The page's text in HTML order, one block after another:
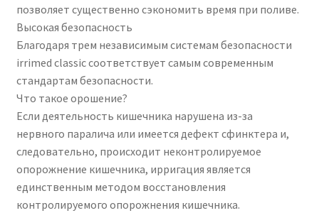
позволяет существенно сэкономить время при поливе.
Высокая безопасность
Благодаря трем независимым системам безопасности
irrimed classic соответствует самым современным
стандартам безопасности.
Что такое орошение?
Если деятельность кишечника нарушена из-за
нервного паралича или имеется дефект сфинктера и,
следовательно, происходит неконтролируемое
опорожнение кишечника, ирригация является
единственным методом восстановления
контролируемого опорожнения кишечника.